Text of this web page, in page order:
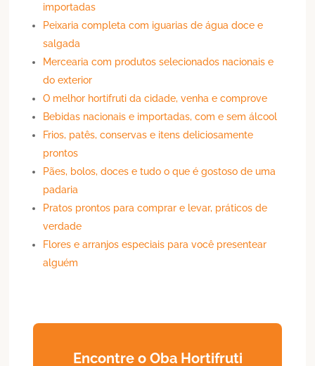
importadas
Peixaria completa com iguarias de água doce e
salgada
Mercearia com produtos selecionados nacionais e
do exterior
O melhor hortifruti da cidade, venha e comprove
Bebidas nacionais e importadas, com e sem álcool
Frios, patês, conservas e itens deliciosamente
prontos
Pães, bolos, doces e tudo o que é gostoso de uma
padaria
Pratos prontos para comprar e levar, práticos de
verdade
Flores e arranjos especiais para você presentear
alguém
Encontre o Oba Hortifruti